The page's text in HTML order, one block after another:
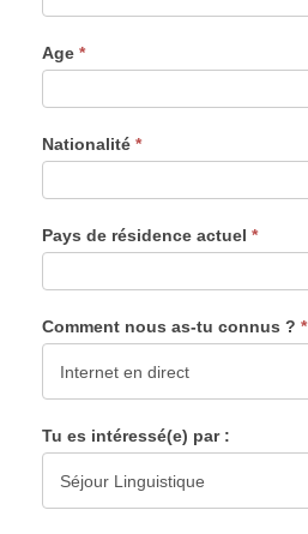
Age *
Nationalité *
Pays de résidence actuel *
Comment nous as-tu connus ? *
Tu es intéressé(e) par :